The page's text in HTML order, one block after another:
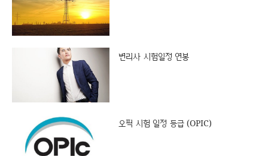
변리사 시험일정 연봉
오픽 시험 일정 등급 (OPIC)